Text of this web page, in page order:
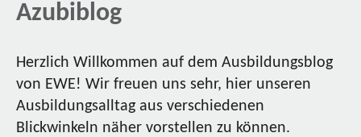
Azubiblog
Herzlich Willkommen auf dem Ausbildungsblog
von EWE! Wir freuen uns sehr, hier unseren
Ausbildungsalltag aus verschiedenen
Blickwinkeln näher vorstellen zu können.